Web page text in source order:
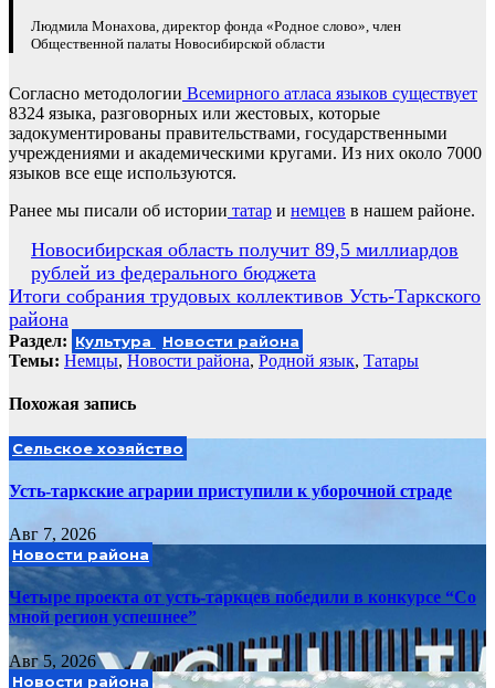
Людмила Монахова, директор фонда «Родное слово», член
Общественной палаты Новосибирской области
Согласно методологии Всемирного атласа языков существует
8324 языка, разговорных или жестовых, которые
задокументированы правительствами, государственными
учреждениями и академическими кругами. Из них около 7000
языков все еще используются.
Ранее мы писали об истории татар и немцев в нашем районе.
Навигация
по
записям
Новосибирская область получит 89,5 миллиардов
рублей из федерального бюджета
Итоги собрания трудовых коллективов Усть-Таркского
района
Раздел: Культура Новости района
Темы: Немцы, Новости района, Родной язык, Татары
Похожая запись
Сельское хозяйство
Усть-таркские аграрии приступили к уборочной страде
Авг 7, 2026
Новости района
Четыре проекта от усть-таркцев победили в конкурсе “Со
мной регион успешнее”
Авг 5, 2026
Новости района